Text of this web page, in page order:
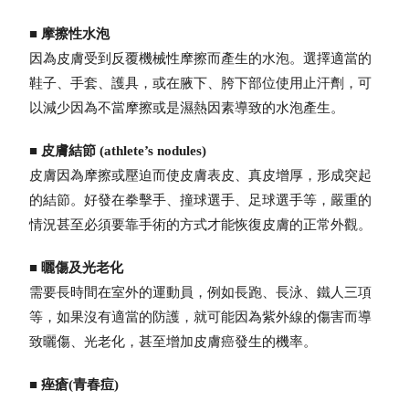
■ 摩擦性水泡
因為皮膚受到反覆機械性摩擦而產生的水泡。選擇適當的
鞋子、手套、護具，或在腋下、胯下部位使用止汗劑，可
以減少因為不當摩擦或是濕熱因素導致的水泡產生。
■ 皮膚結節 (athlete’s nodules)
皮膚因為摩擦或壓迫而使皮膚表皮、真皮增厚，形成突起
的結節。好發在拳擊手、撞球選手、足球選手等，嚴重的
情況甚至必須要靠手術的方式才能恢復皮膚的正常外觀。
■曬傷及光老化
需要長時間在室外的運動員，例如長跑、長泳、鐵人三項
等，如果沒有適當的防護，就可能因為紫外線的傷害而導
致曬傷、光老化，甚至增加皮膚癌發生的機率。
■痤瘡(青春痘)